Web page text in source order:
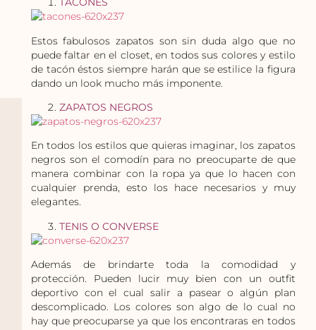
Estos fabulosos zapatos son sin duda algo que no
puede faltar en el closet, en todos sus colores y estilo
de tacón éstos siempre harán que se estilice la figura
dando un look mucho más imponente.
ZAPATOS NEGROS
En todos los estilos que quieras imaginar, los zapatos
negros son el comodín para no preocuparte de que
manera combinar con la ropa ya que lo hacen con
cualquier prenda, esto los hace necesarios y muy
elegantes.
TENIS O CONVERSE
Además de brindarte toda la comodidad y
protección. Pueden lucir muy bien con un outfit
deportivo con el cual salir a pasear o algún plan
descomplicado. Los colores son algo de lo cual no
hay que preocuparse ya que los encontraras en todos